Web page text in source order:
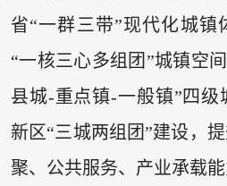
省“一群三带”现代化城镇
“一核三心多组团”城镇空
县城-重点镇-一般镇”四级
新区“三城两组团”建设，
聚、公共服务、产业承载能